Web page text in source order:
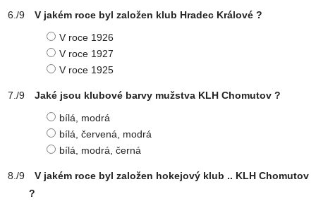
V jakém roce byl založen klub Hradec Králové ?
V roce 1926
V roce 1927
V roce 1925
Jaké jsou klubové barvy mužstva KLH Chomutov ?
bílá, modrá
bílá, červená, modrá
bílá, modrá, černá
V jakém roce byl založen hokejový klub .. KLH Chomutov
?